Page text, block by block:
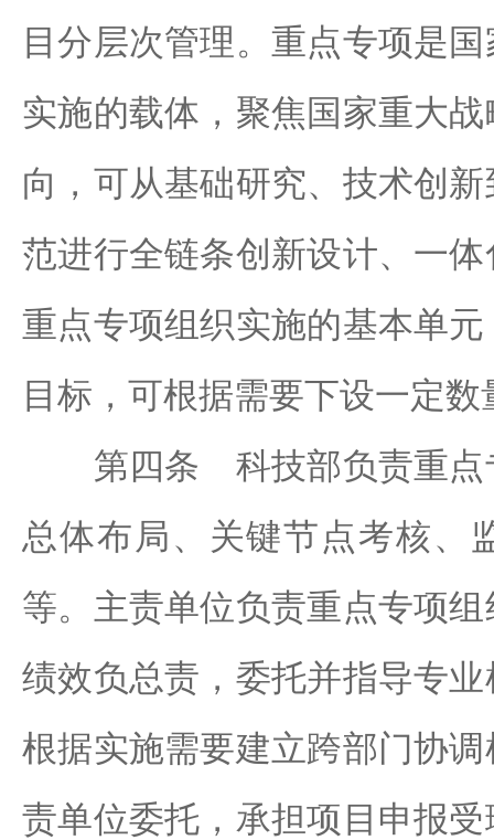
目分层次管理。重点专项是
实施的载体，聚焦国家重大
向，可从基础研究、技术创
范进行全链条创新设计、一
重点专项组织实施的基本单
目标，可根据需要下设一定
第四条 科技部负责重点
总体布局、关键节点考核、
等。主责单位负责重点专项
绩效负总责，委托并指导专
根据实施需要建立跨部门协
责单位委托，承担项目申报